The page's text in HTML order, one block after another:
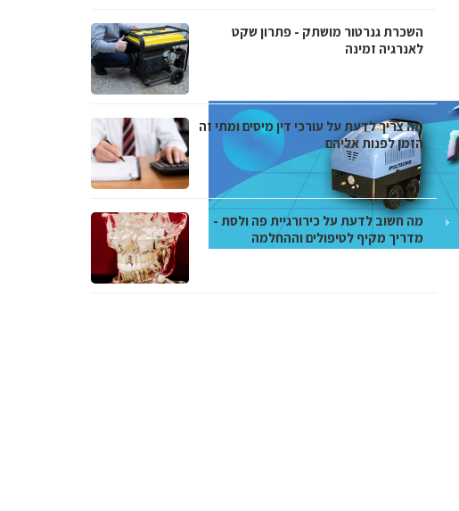
השכרת גנרטור מושתק - פתרון שקט
לאנרגיה זמינה
מה צריך לדעת על עורכי דין מיסים ומתי זה
הזמן לפנות אליהם
מה חשוב לדעת על כירורגיית פה ולסת -
מדריך מקיף לטיפולים וההחלמה